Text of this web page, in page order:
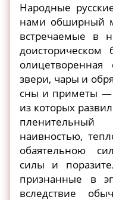
Народные
нами обширный
встречаемые в
доисторическом
звери, чары и
сны и приметы —
из которых
наивностью,
обаятельною
силы и
признанные в
вследствие